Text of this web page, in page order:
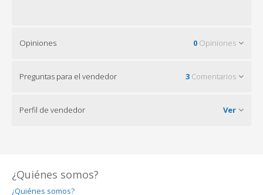
Opiniones 0 Opiniones
Preguntas para el vendedor 3 Comentarios
Perfil de vendedor Ver
¿Quiénes somos?
¿Quiénes somos?